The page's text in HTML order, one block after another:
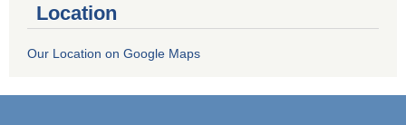
Location
Our Location on Google Maps